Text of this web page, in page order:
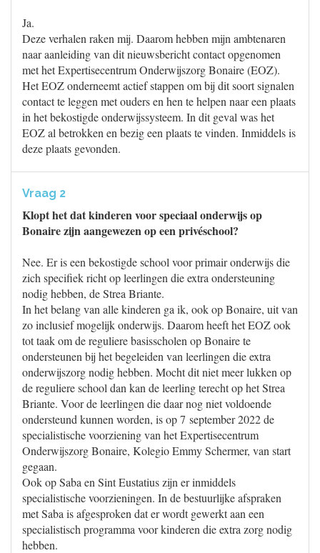
Ja.
Deze verhalen raken mij. Daarom hebben mijn ambtenaren
naar aanleiding van dit nieuwsbericht contact opgenomen
met het Expertisecentrum Onderwijszorg Bonaire (EOZ).
Het EOZ onderneemt actief stappen om bij dit soort signalen
contact te leggen met ouders en hen te helpen naar een plaats
in het bekostigde onderwijssysteem. In dit geval was het
EOZ al betrokken en bezig een plaats te vinden. Inmiddels is
deze plaats gevonden.
Vraag 2
Klopt het dat kinderen voor speciaal onderwijs op
Bonaire zijn aangewezen op een privéschool?
Nee. Er is een bekostigde school voor primair onderwijs die
zich specifiek richt op leerlingen die extra ondersteuning
nodig hebben, de Strea Briante.
In het belang van alle kinderen ga ik, ook op Bonaire, uit van
zo inclusief mogelijk onderwijs. Daarom heeft het EOZ ook
tot taak om de reguliere basisscholen op Bonaire te
ondersteunen bij het begeleiden van leerlingen die extra
onderwijszorg nodig hebben. Mocht dit niet meer lukken op
de reguliere school dan kan de leerling terecht op het Strea
Briante. Voor de leerlingen die daar nog niet voldoende
ondersteund kunnen worden, is op 7 september 2022 de
specialistische voorziening van het Expertisecentrum
Onderwijszorg Bonaire, Kolegio Emmy Schermer, van start
gegaan.
Ook op Saba en Sint Eustatius zijn er inmiddels
specialistische voorzieningen. In de bestuurlijke afspraken
met Saba is afgesproken dat er wordt gewerkt aan een
specialistisch programma voor kinderen die extra zorg nodig
hebben.